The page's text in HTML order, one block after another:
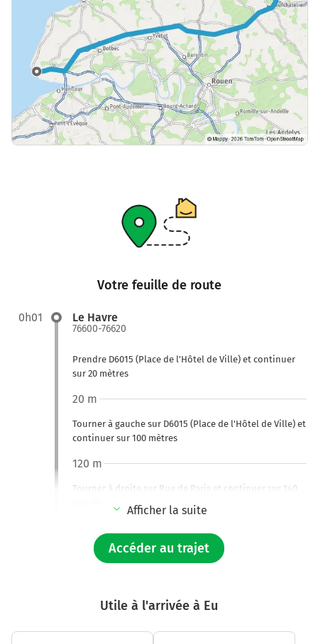
Votre feuille de route
0h01 Le Havre
76600-76620
Prendre D6015 (Place de l'Hôtel de Ville) et continuer
sur 20 mètres
Tourner à gauche sur D6015 (Place de l'Hôtel de Ville) et
continuer sur 100 mètres
20 m
Tourner à droite sur Rue de Paris et continuer sur 140
120 m
Continuer Place du Général de Gaulle sur 130 mètres
Tourner à gauche sur Place du Général de Gaulle et
Afficher la suite
Accéder au trajet
Utile à l'arrivée à Eu